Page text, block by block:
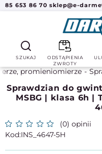
85 653 86 70 sklep@e-
SZUKAJ
ODSTĄPIENIA
ZWROTY
promieniomierze
Sprawdzian do
MSBG | klasa 6h |
(0) opinii
INS_4647-5H